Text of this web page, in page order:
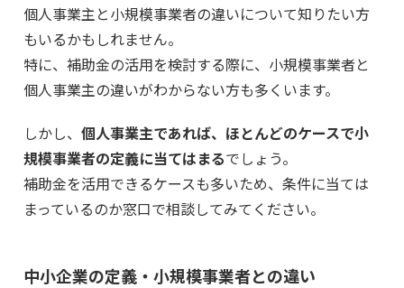
個人事業主と小規模事業者の違いについて知りたい方
もいるかもしれません。
特に、補助金の活用を検討する際に、小規模事業者と
個人事業主の違いがわからない方も多くいます。
しかし、 個人事業主であれば、ほとんどのケースで小
規模事業者の定義に当てはまるでしょう。
補助金を活用できるケースも多いため、条件に当ては
まっているのか窓口で相談してみてください。
中小企業の定義・小規模事業者との違い